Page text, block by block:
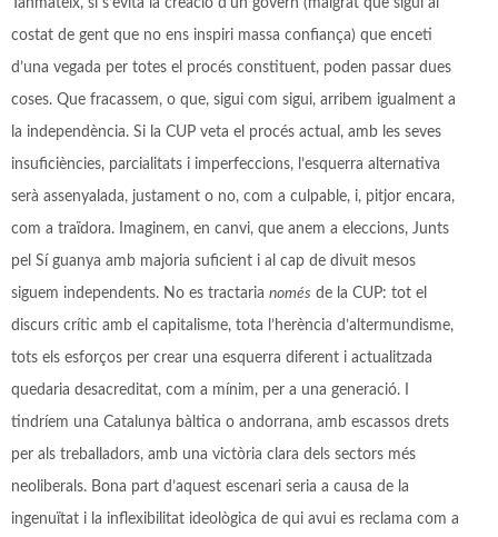
costat de gent que no ens inspiri massa confiança) que enceti
d’una vegada per totes el procés constituent, poden passar dues
coses. Que fracassem, o que, sigui com sigui, arribem igualment a
la independència. Si la CUP veta el procés actual, amb les seves
insuficiències, parcialitats i imperfeccions, l’esquerra alternativa
serà assenyalada, justament o no, com a culpable, i, pitjor encara,
com a traïdora. Imaginem, en canvi, que anem a eleccions, Junts
pel Sí guanya amb majoria suficient i al cap de divuit mesos
siguem independents. No es tractaria només de la CUP: tot el
discurs crític amb el capitalisme, tota l’herència d’altermundisme,
tots els esforços per crear una esquerra diferent i actualitzada
quedaria desacreditat, com a mínim, per a una generació. I
tindríem una Catalunya bàltica o andorrana, amb escassos drets
per als treballadors, amb una victòria clara dels sectors més
neoliberals. Bona part d’aquest escenari seria a causa de la
ingenuïtat i la inflexibilitat ideològica de qui avui es reclama com a